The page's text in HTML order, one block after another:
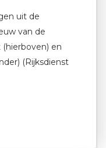
uit de
van de
en
(Rijksdienst